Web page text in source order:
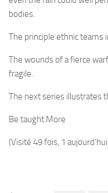
bodies.
The principle ethnic teams
The wounds of a fierce
fragile.
The next series illustrates
Be taught More
(Visité 49 fois, 1